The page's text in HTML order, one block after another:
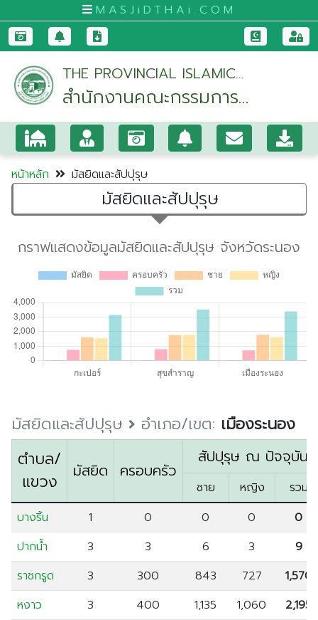
MASJiDTHAi.COM
หน้า
หลัก
มัสยิด
และ
สัป
ปุ
รุษ
กระบี่
ขอนแก่น
จันทบุรี
ชุมพร
ตรัง
นครนายก
นครศรีธรรมราช
ประจวบคีรีขันธ์
ปัตตานี
พังงา
พัทลุง
ภูเก็ต
ยะลา
ระนอง
สตูล
สระบุรี
THE PROVINCIAL ISLAMIC
COUNCIL OF RANONG
สำนักงานคณะกรรมการ
อิสลามประจำจังหวัดระนอง
หน้าหลัก มัสยิดและสัปปุรุษ
มัสยิดและสัปปุรุษ
มัสยิดและสัปปุรุษ อำเภอ/เขต: เมืองระนอง
ตำบล/
แขวง
มัสยิด ครอบครัว
สัปปุรุษ ณ ปัจจุบัน
ชาย หญิง
รวม
บางริ้น
1 0 0 0
0
ปากน้ำ
3 3 6 3
9
ราชกรูด
3 300 843 727
1,570
หงาว
3 400 1,135 1,060
2,195